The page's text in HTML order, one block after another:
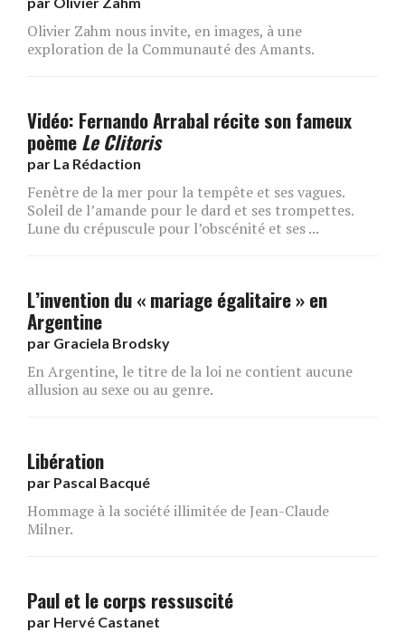
Olivier Zahm nous invite, en images, à une
exploration de la Communauté des Amants.
Vidéo: Fernando Arrabal récite son fameux
poèmeLe Clitoris
par La Rédaction
Fenêtre de la mer pour la tempête et ses vagues.
Soleil de l’amande pour le dard et ses trompettes.
Lune du crépuscule pour l’obscénité et ses ...
L’invention du « mariage égalitaire » en
Argentine
par Graciela Brodsky
En Argentine, le titre de la loi ne contient aucune
allusion au sexe ou au genre.
Libération
par Pascal Bacqué
Hommage à la société illimitée de Jean-Claude
Milner.
Paul et le corps ressuscité
par Hervé Castanet